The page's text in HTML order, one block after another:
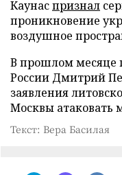
Каунаспризнал
проникновение
воздушное
В прошлом месяце
России Дмитрий
заявления
Москвы атаковать
Текст: Вера Басилая